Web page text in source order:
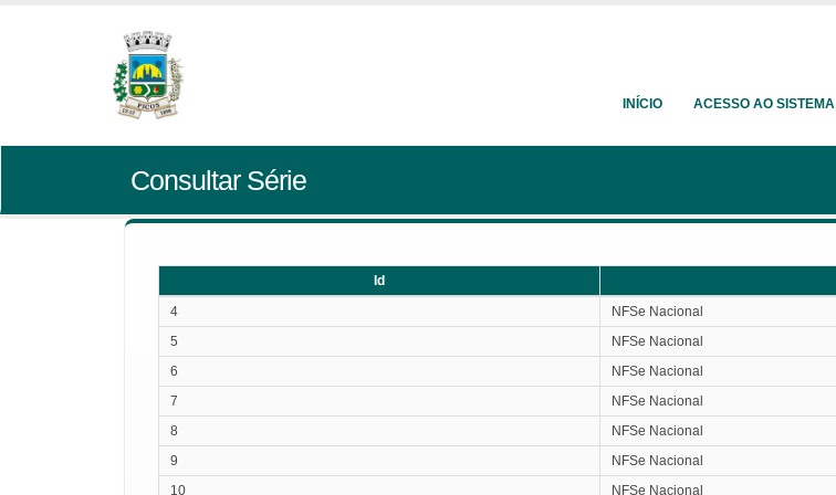
INÍCIO ACESSO AO SISTEMA
Consultar Série
Id
4
NFSe Nacional
5
NFSe Nacional
6
NFSe Nacional
7
NFSe Nacional
8
NFSe Nacional
9
NFSe Nacional
10
NFSe Nacional